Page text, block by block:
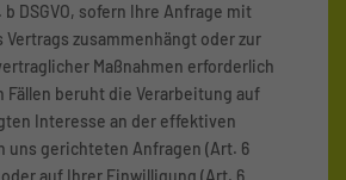
b DSGVO, sofern Ihre Anfrage mit
Vertrags zusammenhängt oder zur
Maßnahmen erforderlich
Fällen beruht die Verarbeitung auf
Interesse an der effektiven
uns gerichteten Anfragen (Art. 6
oder auf Ihrer Einwilligung (Art. 6